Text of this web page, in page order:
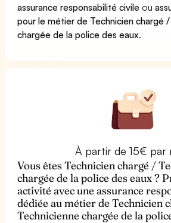
assurance responsabilité civile ou
pour le métier de Technicien chargé
chargée de la police des eaux.
À partir de 15€ par
Vous êtes Technicien chargé /
chargée de la police des eaux ?
activité avec une assurance
dédiée au métier de Technicien
Technicienne chargée de la